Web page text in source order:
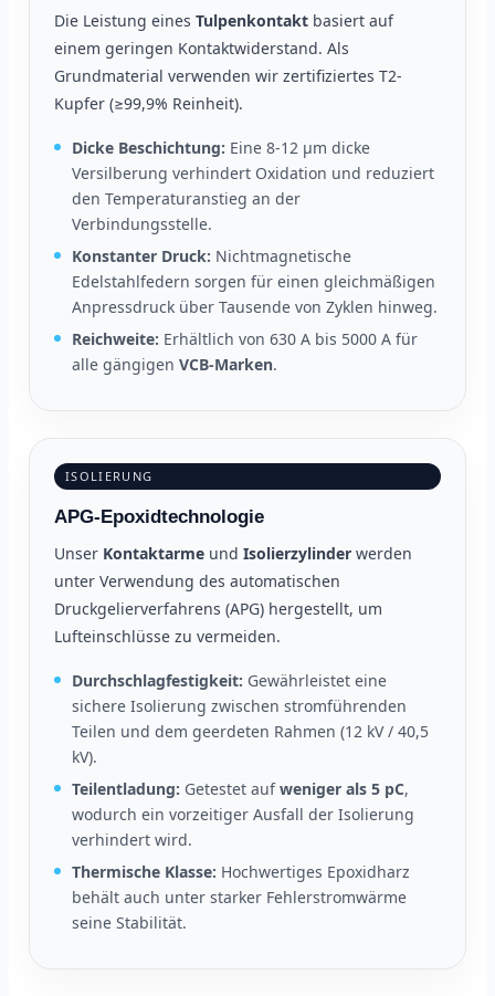
Die Leistung eines Tulpenkontakt basiert auf
einem geringen Kontaktwiderstand. Als
Grundmaterial verwenden wir zertifiziertes T2-
Kupfer (≥99,9% Reinheit).
Dicke Beschichtung: Eine 8-12 μm dicke
Versilberung verhindert Oxidation und reduziert
den Temperaturanstieg an der
Verbindungsstelle.
Konstanter Druck: Nichtmagnetische
Edelstahlfedern sorgen für einen gleichmäßigen
Anpressdruck über Tausende von Zyklen hinweg.
Reichweite: Erhältlich von 630 A bis 5000 A für
alle gängigen VCB-Marken.
ISOLIERUNG
APG-Epoxidtechnologie
Unser Kontaktarme und Isolierzylinder werden
unter Verwendung des automatischen
Druckgelierverfahrens (APG) hergestellt, um
Lufteinschlüsse zu vermeiden.
Durchschlagfestigkeit: Gewährleistet eine
sichere Isolierung zwischen stromführenden
Teilen und dem geerdeten Rahmen (12 kV / 40,5
kV).
Teilentladung: Getestet aufweniger als 5 pC,
wodurch ein vorzeitiger Ausfall der Isolierung
verhindert wird.
Thermische Klasse: Hochwertiges Epoxidharz
behält auch unter starker Fehlerstromwärme
seine Stabilität.